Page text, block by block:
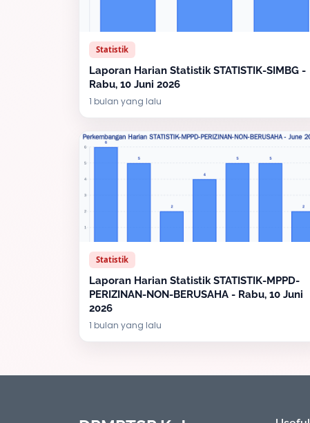
Statistik
Laporan Harian Statistik STATISTIK-SIMBG -
Rabu, 10 Juni 2026
1 bulan yang lalu
Statistik
Laporan Harian Statistik STATISTIK-MPPD-
PERIZINAN-NON-BERUSAHA - Rabu, 10 Juni
2026
1 bulan yang lalu